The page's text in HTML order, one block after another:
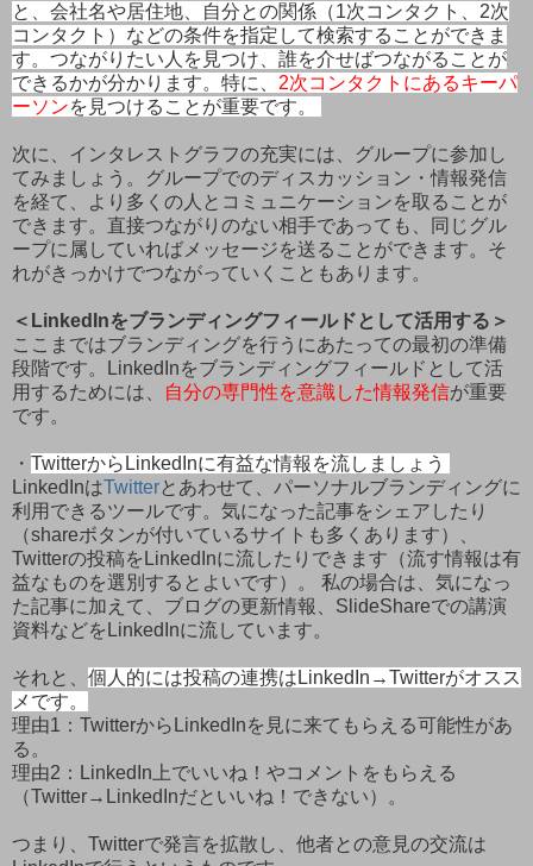
と、会社名や居住地、自分との関係（1次コンタクト、2次
コンタクト）などの条件を指定して検索することができま
す。つながりたい人を見つけ、誰を介せばつながることが
できるかが分かります。特に、 2次コンタクトにあるキーパ
ーソンを見つけることが重要です。
次に、インタレストグラフの充実には、グループに参加し
てみましょう。グループでのディスカッション・情報発信
を経て、より多くの人とコミュニケーションを取ることが
できます。直接つながりのない相手であっても、同じグル
ープに属していればメッセージを送ることができます。そ
れがきっかけでつながっていくこともあります。
＜LinkedInをブランディングフィールドとして活用する＞
ここまではブランディングを行うにあたっての最初の準備
段階です。LinkedInをブランディングフィールドとして活
用するためには、
自分の専門性を意識した情報発信が重要
です。
・ TwitterからLinkedInに有益な情報を流しましょう
LinkedInはTwitterとあわせて、パーソナルブランディングに
利用できるツールです。気になった記事をシェアしたり
（shareボタンが付いているサイトも多くあります）、
Twitterの投稿をLinkedInに流したりできます（流す情報は有
益なものを選別するとよいです）。 私の場合は、気になっ
た記事に加えて、ブログの更新情報、SlideShareでの講演
資料などをLinkedInに流しています。
それと、 個人的には投稿の連携はLinkedIn→Twitterがオスス
メです。
理由1：TwitterからLinkedInを見に来てもらえる可能性があ
る。
理由2：LinkedIn上でいいね！やコメントをもらえる
（Twitter→LinkedInだといいね！できない）。
つまり、Twitterで発言を拡散し、他者との意見の交流は